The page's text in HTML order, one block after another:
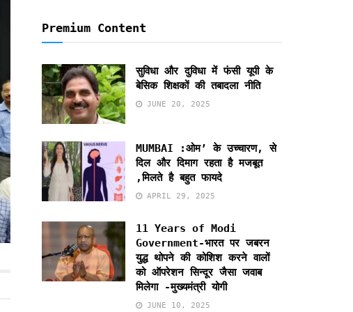
Premium Content
सुविधा और दुविधा में फंसी यूपी के
बेसिक शिक्षकों की तबादला नीति
JUNE 20, 2025
MUMBAI :ओम’ के उच्चारण, से
दिल और दिमाग रहता है मजबूत
,मिलते है बहुत फायदे
APRIL 29, 2025
11 Years of Modi
Government-भारत पर जबरन
युद्ध थोपने की कोशिश करने वालों
को ऑपरेशन सिन्दूर जैसा जवाब
मिलेगा -मुख्यमंत्री योगी
JUNE 10, 2025